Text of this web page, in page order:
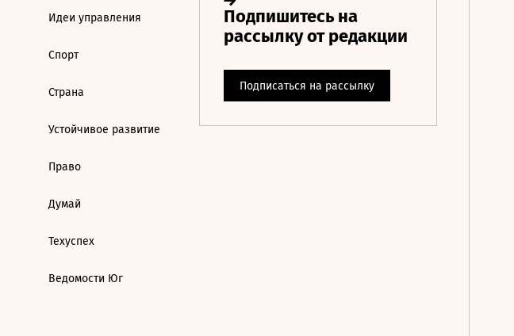
Идеи управления
Спорт
Страна
Устойчивое развитие
Право
Думай
Техуспех
Ведомости Юг